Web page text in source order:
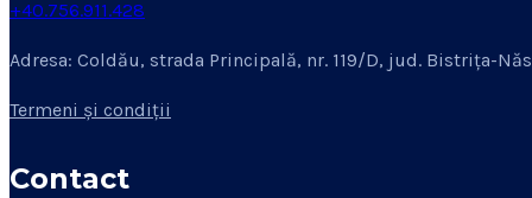
+40.756.911.428
Adresa: Coldău, strada Principală, nr. 119/D, jud. Bistrița-
Termeni și condiții
Contact